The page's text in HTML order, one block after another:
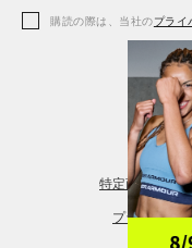
アクセサリー
レギンス＆タイツ
シューズ
購読の際は、当社のプライ
特定商取引法
プライバシ